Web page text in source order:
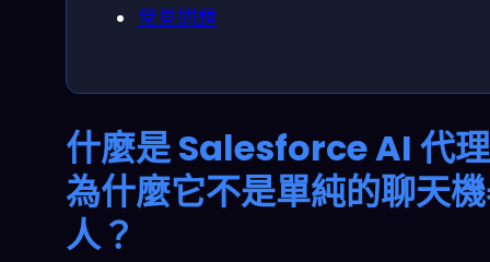
常見問題
什麼是 Salesforce AI 代
為什麼它不是單純的聊天
人？